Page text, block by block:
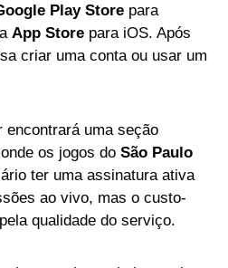
Play Store para
App Store para iOS. Após
criar uma conta ou usar um
encontrará uma seção
os jogos do São Paulo
ter uma assinatura ativa
ao vivo, mas o custo-
qualidade do serviço.